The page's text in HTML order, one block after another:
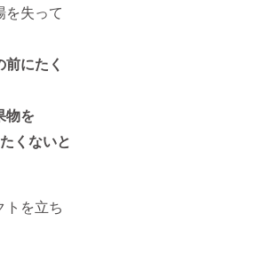
を失って
にたく
物を
くないと
トを立ち